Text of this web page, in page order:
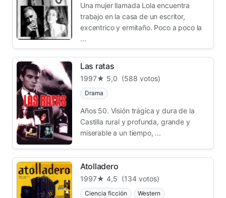
Una mujer llamada Lola encuentra
trabajo en la casa de un escritor,
excentrico y ermitaño. Poco a poco la
...
Las ratas
1997★ 5,0 (588 votos)
Drama
Años 50. Visión trágica y dura de la
Castilla rural y profunda, grande y
miserable a un tiempo, ...
Atolladero
1997★ 4,5 (134 votos)
Ciencia ficción Western